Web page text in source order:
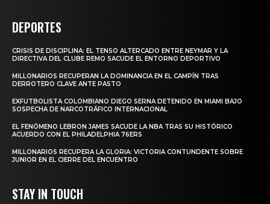
DEPORTES
CRISIS DE DISCIPLINA: EL TENSO ALTERCADO ENTRE NEYMAR Y LA
DIRECTIVA DEL CLUBE REMO SACUDE EL ENTORNO DEPORTIVO
MILLONARIOS RECUPERAN LA DOMINANCIA EN EL CAMPÍN TRAS
DERROTERO CLAVE ANTE PASTO
EXFUTBOLISTA COLOMBIANO DIEGO SERNA DETENIDO EN MIAMI BAJO
SOSPECHA DE NARCOTRÁFICO INTERNACIONAL
EL FENÓMENO LEBRON JAMES SACUDE LA NBA TRAS SU HISTÓRICO
ACUERDO CON EL PHILADELPHIA 76ERS
MILLONARIOS RECUPERA LA GLORIA: VICTORIA CONTUNDENTE SOBRE
JUNIOR EN EL CIERRE DEL ENCUENTRO
STAY IN TOUCH